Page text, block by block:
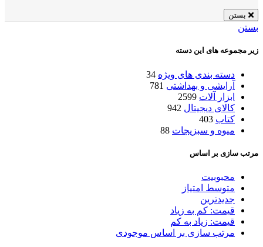
بستن
بستن
زیر مجموعه های این دسته
دسته بندی های ویژه 34
آرایشی و بهداشتی 781
ابزار آلات 2599
کالای دیجیتال 942
کتاب 403
میوه و سبزیجات 88
مرتب سازی بر اساس
محبوبیت
متوسط امتیاز
جدیدترین
قیمت: کم به زیاد
قیمت: زیاد به کم
مرتب سازی بر اساس موجودی